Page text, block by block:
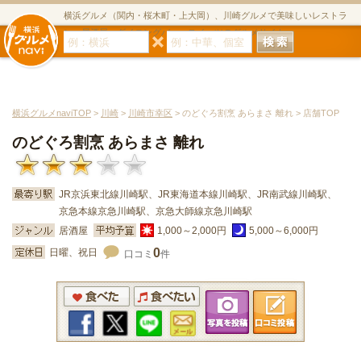
横浜グルメ（関内・桜木町・上大岡）、川崎グルメで美味しいレストラ
ン・居酒屋・ダイニングバー・スイーツのグルメサイト
横浜グルメnaviTOP > 川崎 > 川崎市幸区 > のどぐろ割烹 あらまさ 離れ > 店舗TOP
のどぐろ割烹 あらまさ 離れ
JR京浜東北線川崎駅、JR東海道本線川崎駅、JR南武線川崎駅、
京急本線京急川崎駅、京急大師線京急川崎駅
居酒屋
1,000～2,000円
5,000～6,000円
日曜、祝日
口コミ 0件